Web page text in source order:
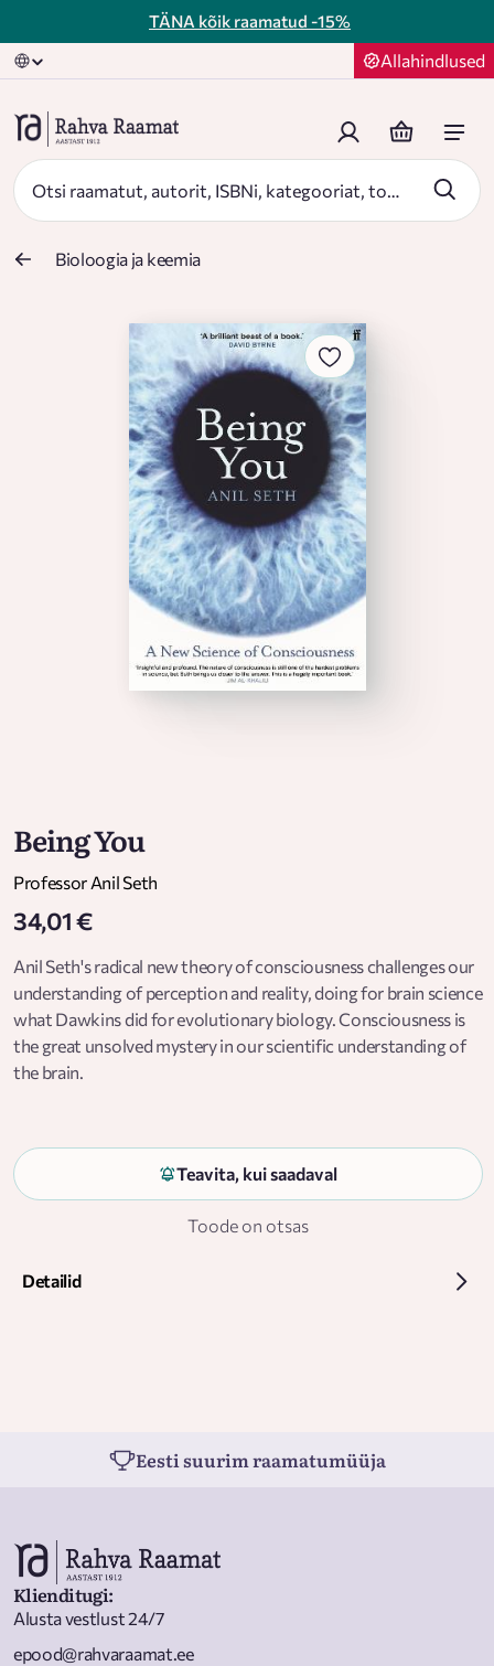
TÄNA kõik raamatud -15%
Allahindlused
Bioloogia ja keemia
Being You
Professor Anil Seth
34,01 €
Anil Seth's radical new theory of consciousness challenges our
understanding of perception and reality, doing for brain science
what Dawkins did for evolutionary biology. Consciousness is
the great unsolved mystery in our scientific understanding of
the brain.
Teavita, kui saadaval
Toode on otsas
Detailid
Eesti suurim raamatumüüja
Klienditugi:
Alusta vestlust 24/7
epood@rahvaraamat.ee